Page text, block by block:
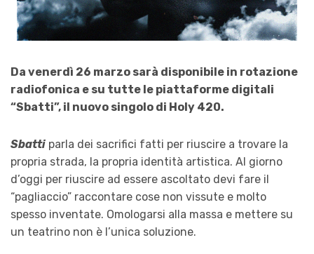
Da venerdì 26 marzo sarà disponibile in rotazione
radiofonica e su tutte le piattaforme digitali
“Sbatti”, il nuovo singolo di Holy 420.
Sbatti parla dei sacrifici fatti per riuscire a trovare la
propria strada, la propria identità artistica. Al giorno
d’oggi per riuscire ad essere ascoltato devi fare il
“pagliaccio” raccontare cose non vissute e molto
spesso inventate. Omologarsi alla massa e mettere su
un teatrino non è l’unica soluzione.